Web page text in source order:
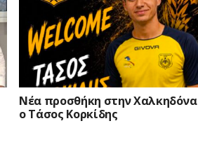
Νέα προσθήκη στην Χαλκηδόνα
ο Τάσος Κορκίδης